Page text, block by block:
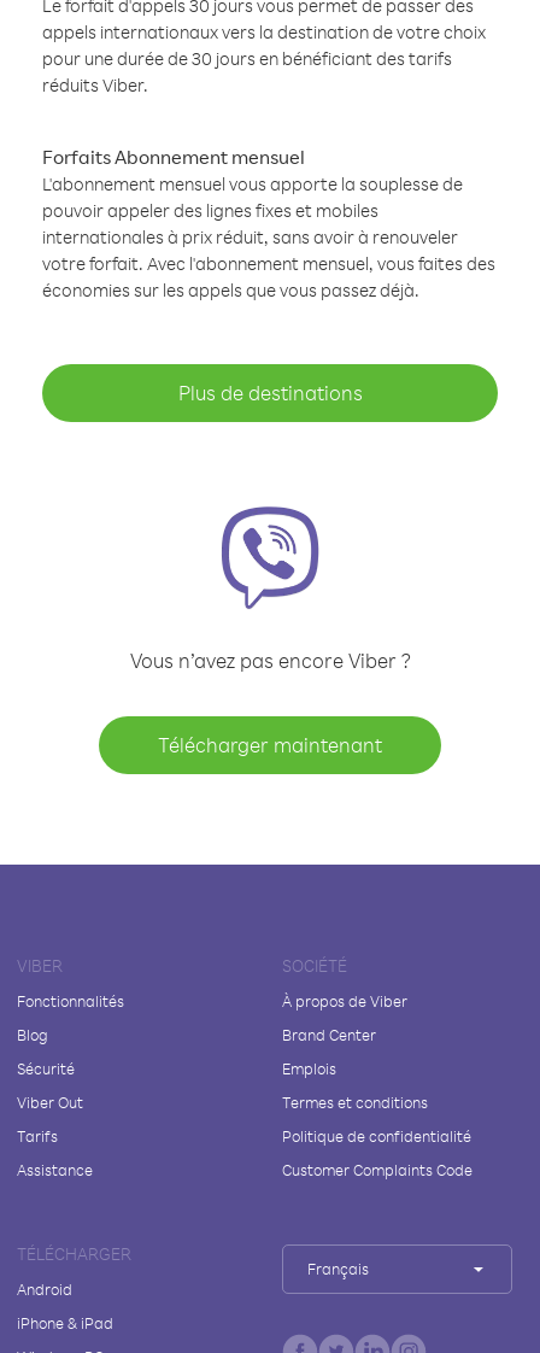
Le forfait d'appels 30 jours vous permet de passer des
appels internationaux vers la destination de votre choix
pour une durée de 30 jours en bénéficiant des tarifs
réduits Viber.
Forfaits Abonnement mensuel
L'abonnement mensuel vous apporte la souplesse de
pouvoir appeler des lignes fixes et mobiles
internationales à prix réduit, sans avoir à renouveler
votre forfait. Avec l'abonnement mensuel, vous faites des
économies sur les appels que vous passez déjà.
Plus de destinations
Vous n’avez pas encore Viber ?
Télécharger maintenant
VIBER
Fonctionnalités
Blog
Sécurité
Viber Out
Tarifs
Assistance
SOCIÉTÉ
À propos de Viber
Brand Center
Emplois
Termes et conditions
Politique de confidentialité
Customer Complaints Code
TÉLÉCHARGER
Android
iPhone & iPad
Français